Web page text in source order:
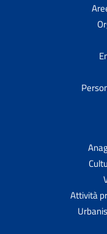
Attività